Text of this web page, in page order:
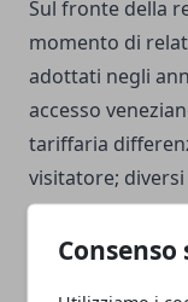
Consenso
Sul fronte della
momento di
adottati negli
accesso
tariffaria
visitatore;
ordinanze di
centri storici